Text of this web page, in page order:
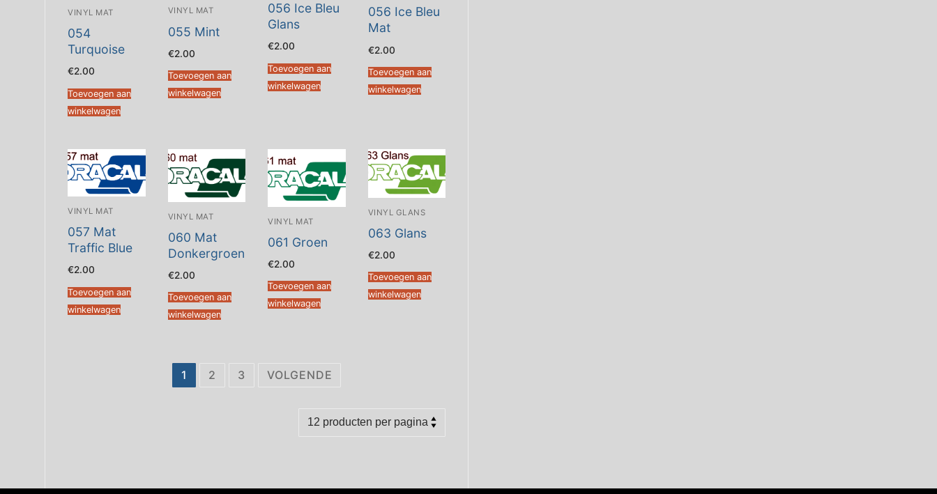
VINYL MAT
054
Turquoise
€2.00
Toevoegen aan
winkelwagen
VINYL MAT
055 Mint
€2.00
Toevoegen aan
winkelwagen
056 Ice Bleu
Glans
€2.00
Toevoegen aan
winkelwagen
056 Ice Bleu
Mat
€2.00
Toevoegen aan
winkelwagen
VINYL MAT
057 Mat
Traffic Blue
€2.00
Toevoegen aan
winkelwagen
VINYL MAT
060 Mat
Donkergroen
€2.00
Toevoegen aan
winkelwagen
VINYL MAT
061 Groen
€2.00
Toevoegen aan
winkelwagen
VINYL GLANS
063 Glans
€2.00
Toevoegen aan
winkelwagen
1 2 3 VOLGENDE